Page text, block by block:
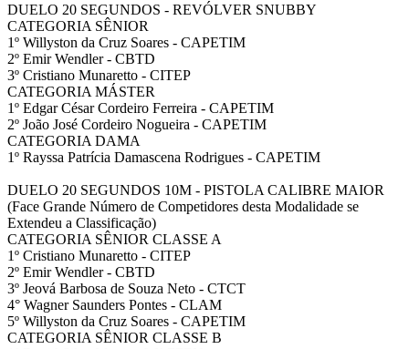
DUELO 20 SEGUNDOS - REVÓLVER SNUBBY
CATEGORIA SÊNIOR
1º Willyston da Cruz Soares - CAPETIM
2º Emir Wendler - CBTD
3º Cristiano Munaretto - CITEP
CATEGORIA MÁSTER
1º Edgar César Cordeiro Ferreira - CAPETIM
2º João José Cordeiro Nogueira - CAPETIM
CATEGORIA DAMA
1º Rayssa Patrícia Damascena Rodrigues - CAPETIM
DUELO 20 SEGUNDOS 10M - PISTOLA CALIBRE MAIOR
(Face Grande Número de Competidores desta Modalidade se
Extendeu a Classificação)
CATEGORIA SÊNIOR CLASSE A
1º Cristiano Munaretto - CITEP
2º Emir Wendler - CBTD
3º Jeová Barbosa de Souza Neto - CTCT
4° Wagner Saunders Pontes - CLAM
5º Willyston da Cruz Soares - CAPETIM
CATEGORIA SÊNIOR CLASSE B